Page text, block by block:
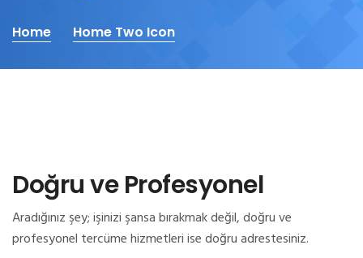
Home Home Two Icon
Doğru ve Profesyonel
Aradığınız şey; işinizi şansa bırakmak değil, doğru ve
profesyonel tercüme hizmetleri ise doğru adrestesiniz.